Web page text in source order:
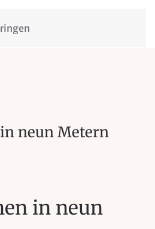
neun Metern
in neun